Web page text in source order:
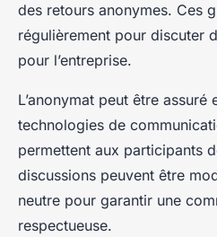
des retours anonymes. Ces
régulièrement pour discuter
pour l’entreprise.
L’anonymat peut être assuré
technologies de
permettent aux participants
discussions peuvent être
neutre pour garantir une
respectueuse.